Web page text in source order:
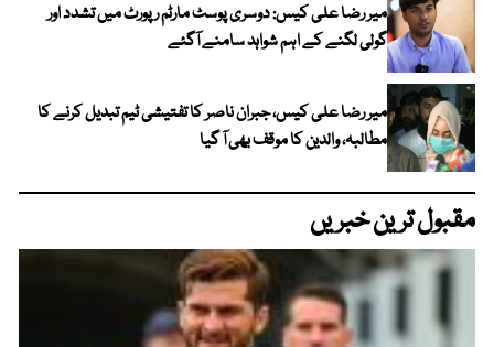
میر رضا علی کیس: دوسری پوسٹ مارٹم رپورٹ میں تشدد اور
گولی لگنے کے اہم شواہد سامنے آگئے
میر رضا علی کیس، جبران ناصر کا تفتیشی ٹیم تبدیل کرنے کا
مطالبہ، والدین کا موقف بھی آ گیا
مقبول ترین خبریں